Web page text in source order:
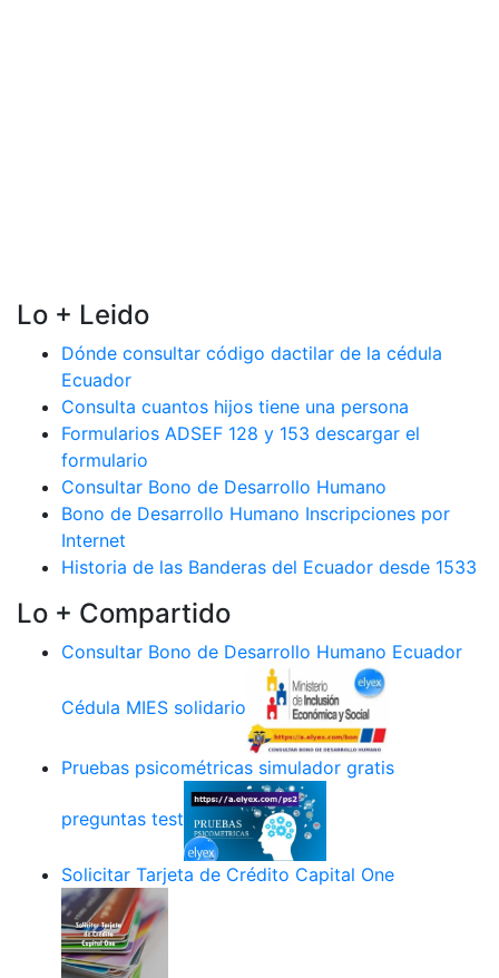
Lo + Leido
Dónde consultar código dactilar de la cédula
Ecuador
Consulta cuantos hijos tiene una persona
Formularios ADSEF 128 y 153 descargar el
formulario
Consultar Bono de Desarrollo Humano
Bono de Desarrollo Humano Inscripciones por
Internet
Historia de las Banderas del Ecuador desde 1533
Lo + Compartido
Consultar Bono de Desarrollo Humano Ecuador
Cédula MIES solidario
Pruebas psicométricas simulador gratis
preguntas test
Solicitar Tarjeta de Crédito Capital One